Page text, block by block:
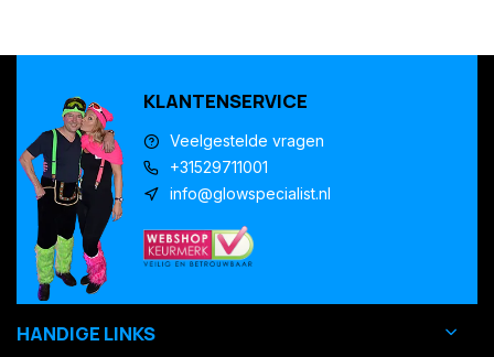
KLANTENSERVICE
Veelgestelde vragen
+31529711001
info@glowspecialist.nl
HANDIGE LINKS